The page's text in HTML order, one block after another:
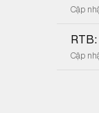
Cập
RTB:
Cập